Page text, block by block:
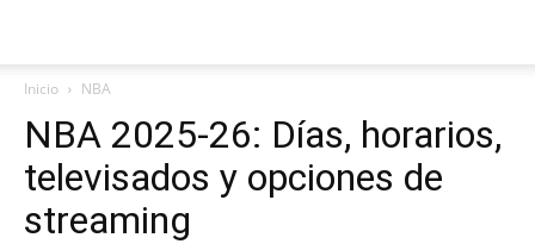
Inicio NBA
NBA 2025-26: Días, horarios,
televisados y opciones de
streaming